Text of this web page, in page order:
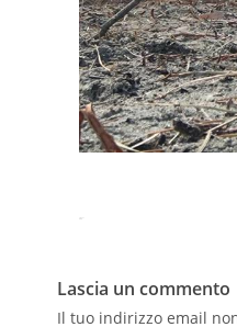
Lascia un commento
Il tuo indirizzo email